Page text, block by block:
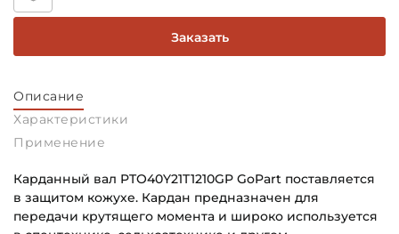
Заказать
Описание
Характеристики
Применение
Карданный вал PTO40Y21T1210GP GoPart поставляется
в защитом кожухе. Кардан предназначен для
передачи крутящего момента и широко используется